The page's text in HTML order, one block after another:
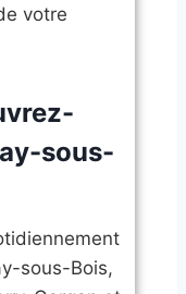
votre
sous-
sous-Bois,